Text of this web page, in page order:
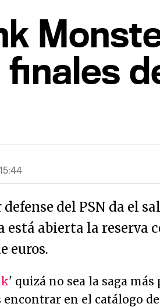
finales
del PSN da el
está abierta la reserva
euros.
' quizá no sea la saga
encontrar en el catálogo